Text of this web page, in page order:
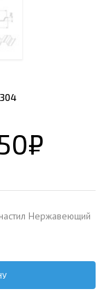
₽
Hержавеющий